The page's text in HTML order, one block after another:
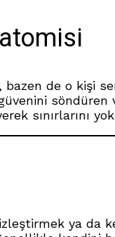
bazen de o
sınırlarını
ya da